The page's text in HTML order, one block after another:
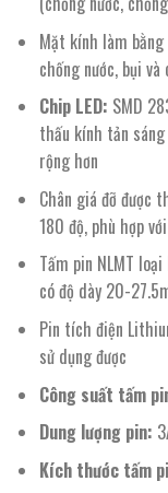
Mặt kính làm
chống nước, bụi
Chip LED: SMD
thấu kính tản
rộng hơn
Chân giá đỡ được
180 độ, phù hợp
Tấm pin NLMT
có độ dày 20-
Pin tích điện
sử dụng được
Công suất tấm
Dung lượng pin:
Kích thước tấm